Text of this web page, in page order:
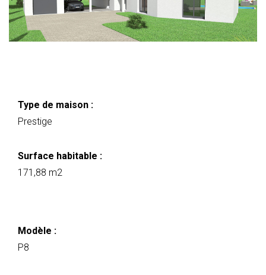
Type de maison :
Prestige
Surface habitable :
171,88 m2
Modèle :
P8